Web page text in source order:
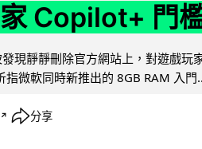
Copilot+ 門
現靜靜刪除官方網站上，對遊戲玩
指微軟同時新推出的 8GB RAM 入門
↗ 分享